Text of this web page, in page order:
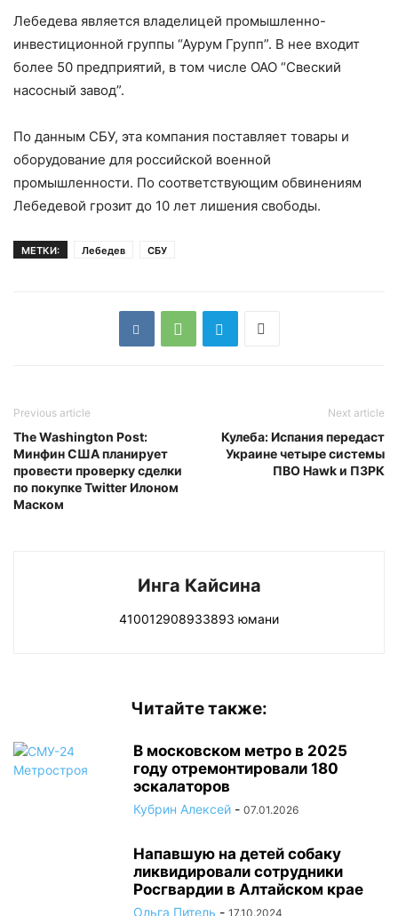
Лебедева является владелицей промышленно-
инвестиционной группы “Аурум Групп”. В нее входит
более 50 предприятий, в том числе ОАО “Свеский
насосный завод”.
По данным СБУ, эта компания поставляет товары и
оборудование для российской военной
промышленности. По соответствующим обвинениям
Лебедевой грозит до 10 лет лишения свободы.
МЕТКИ: Лебедев СБУ
Previous article
The Washington Post:
Минфин США планирует
провести проверку сделки
по покупке Twitter Илоном
Маском
Next article
Кулеба: Испания передаст
Украине четыре системы
ПВО Hawk и ПЗРК
Инга Кайсина
410012908933893 юмани
Читайте также:
В московском метро в 2025
году отремонтировали 180
эскалаторов
Кубрин Алексей - 07.01.2026
Напавшую на детей собаку
ликвидировали сотрудники
Росгвардии в Алтайском крае
Ольга Питель - 17.10.2024